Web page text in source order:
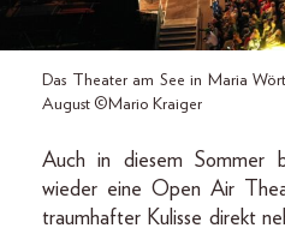
Das Theater am See in Maria
August ©Mario Kraiger
Auch in diesem Sommer
wieder eine Open Air
traumhafter Kulisse direkt